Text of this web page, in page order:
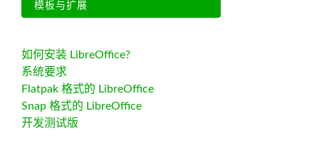
模板与扩展
如何安装 LibreOffice?
系统要求
Flatpak 格式的 LibreOffice
Snap 格式的 LibreOffice
开发测试版